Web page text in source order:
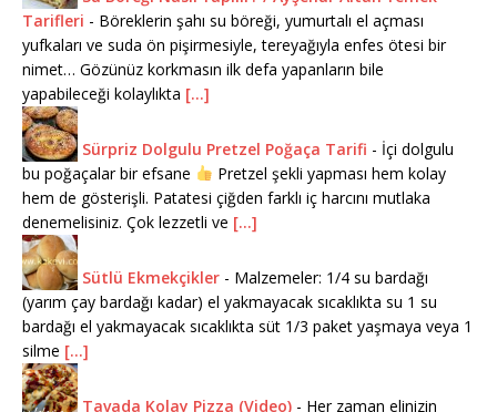
Tarifleri - Böreklerin şahı su böreği, yumurtalı el açması
yufkaları ve suda ön pişirmesiyle, tereyağıyla enfes ötesi bir
nimet… Gözünüz korkmasın ilk defa yapanların bile
yapabileceği kolaylıkta [...]
Sürpriz Dolgulu Pretzel Poğaça Tarifi - İçi dolgulu
bu poğaçalar bir efsane
Pretzel şekli yapması hem kolay
hem de gösterişli. Patatesi çiğden farklı iç harcını mutlaka
denemelisiniz. Çok lezzetli ve [...]
Sütlü Ekmekçikler - Malzemeler: 1/4 su bardağı
(yarım çay bardağı kadar) el yakmayacak sıcaklıkta su 1 su
bardağı el yakmayacak sıcaklıkta süt 1/3 paket yaşmaya veya 1
silme [...]
Tavada Kolay Pizza (Video) - Her zaman elinizin